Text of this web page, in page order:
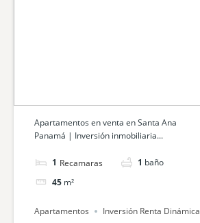
Apartamentos en venta en Santa Ana
Panamá | Inversión inmobiliaria...
1 cama 1 baño
45 m²
Apartamentos Inversión Renta Dinámica